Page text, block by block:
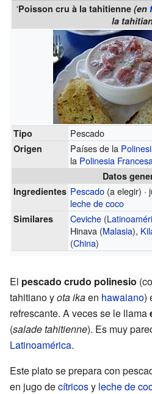
'Poisson cru à la tahitienne (en
la
Tipo Pescado
Origen Países de la
la Polinesia
Datos
Ingredientes Pescado (a elegir) ·
leche de coco
Similares Ceviche (
Hinava (Malasia),
(China)
El pescado crudo polinesio
tahitiano yota ikaen hawaiano)
refrescante. A veces se le llama
(salade tahitienne). Es muy
Latinoamérica.
Este plato se prepara con
en jugo decítricosy leche de